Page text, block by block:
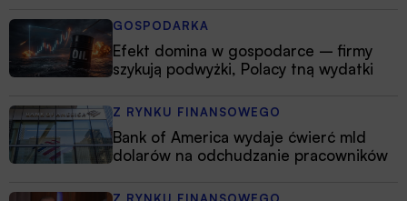
GOSPODARKA
Efekt domina w gospodarce – firmy
szykują podwyżki, Polacy tną wydatki
Z RYNKU FINANSOWEGO
Bank of America wydaje ćwierć mld
dolarów na odchudzanie pracowników